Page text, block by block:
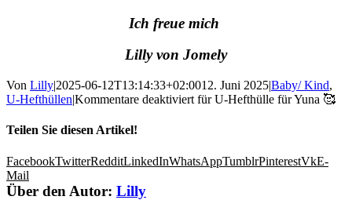
Ich freue mich
Lilly von Jomely
Von Lilly|2025-06-12T13:14:33+02:0012. Juni 2025|Baby/ Kind,
U-Hefthüllen|Kommentare deaktiviert für U-Hefthülle für Yuna 🥰
Teilen Sie diesen Artikel!
FacebookTwitterRedditLinkedInWhatsAppTumblrPinterestVkE-
Mail
Über den Autor: Lilly